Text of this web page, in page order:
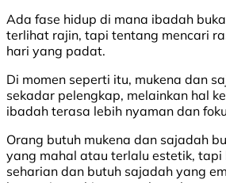
Ada fase hidup di mana ibadah
terlihat rajin, tapi tentang mencari
hari yang padat.
Di momen seperti itu, mukena dan
sekadar pelengkap, melainkan hal
ibadah terasa lebih nyaman dan
Orang butuh mukena dan sajadah
yang mahal atau terlalu estetik, tapi
seharian dan butuh sajadah yang